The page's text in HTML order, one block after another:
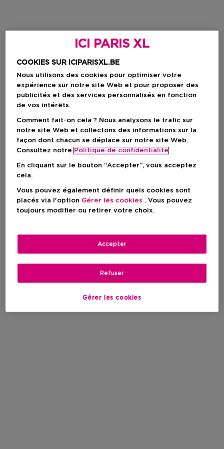
ICI PARIS XL
COOKIES SUR ICIPARISXL.BE
Nous utilisons des cookies pour optimiser votre
expérience sur notre site Web et pour proposer des
publicités et des services personnalisés en fonction
de vos intérêts.
Comment fait-on cela ? Nous analysons le trafic sur
notre site Web et collectons des informations sur la
façon dont chacun se déplace sur notre site Web.
Consultez notre Politique de confidentialite
En cliquant sur le bouton “Accepter”, vous acceptez
cela.
Vous pouvez également définir quels cookies sont
placés via l'option Gérer les cookies . Vous pouvez
toujours modifier ou retirer votre choix.
Gérer les cookies
Refuser
Accepter